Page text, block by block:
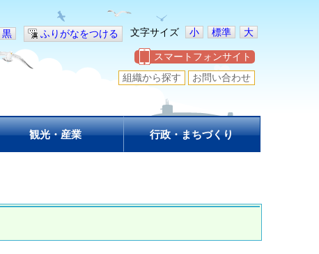
文字サイズ 小 標準 大
黒 ふりがなをつける
スマートフォンサイト
組織から探す
お問い合わせ
観光・産業 行政・まちづくり